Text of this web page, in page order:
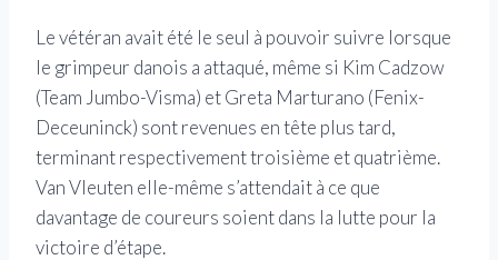
Le vétéran avait été le seul à pouvoir suivre lorsque
le grimpeur danois a attaqué, même si Kim Cadzow
(Team Jumbo-Visma) et Greta Marturano (Fenix-
Deceuninck) sont revenues en tête plus tard,
terminant respectivement troisième et quatrième.
Van Vleuten elle-même s’attendait à ce que
davantage de coureurs soient dans la lutte pour la
victoire d’étape.